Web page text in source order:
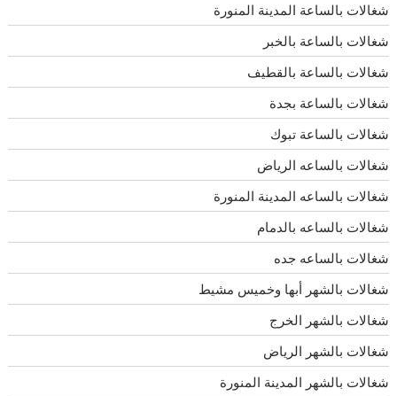
شغالات بالساعة المدينة المنورة
شغالات بالساعة بالخبر
شغالات بالساعة بالقطيف
شغالات بالساعة بجدة
شغالات بالساعة تبوك
شغالات بالساعه الرياض
شغالات بالساعه المدينة المنورة
شغالات بالساعه بالدمام
شغالات بالساعه جده
شغالات بالشهر أبها وخميس مشيط
شغالات بالشهر الخرج
شغالات بالشهر الرياض
شغالات بالشهر المدينة المنورة